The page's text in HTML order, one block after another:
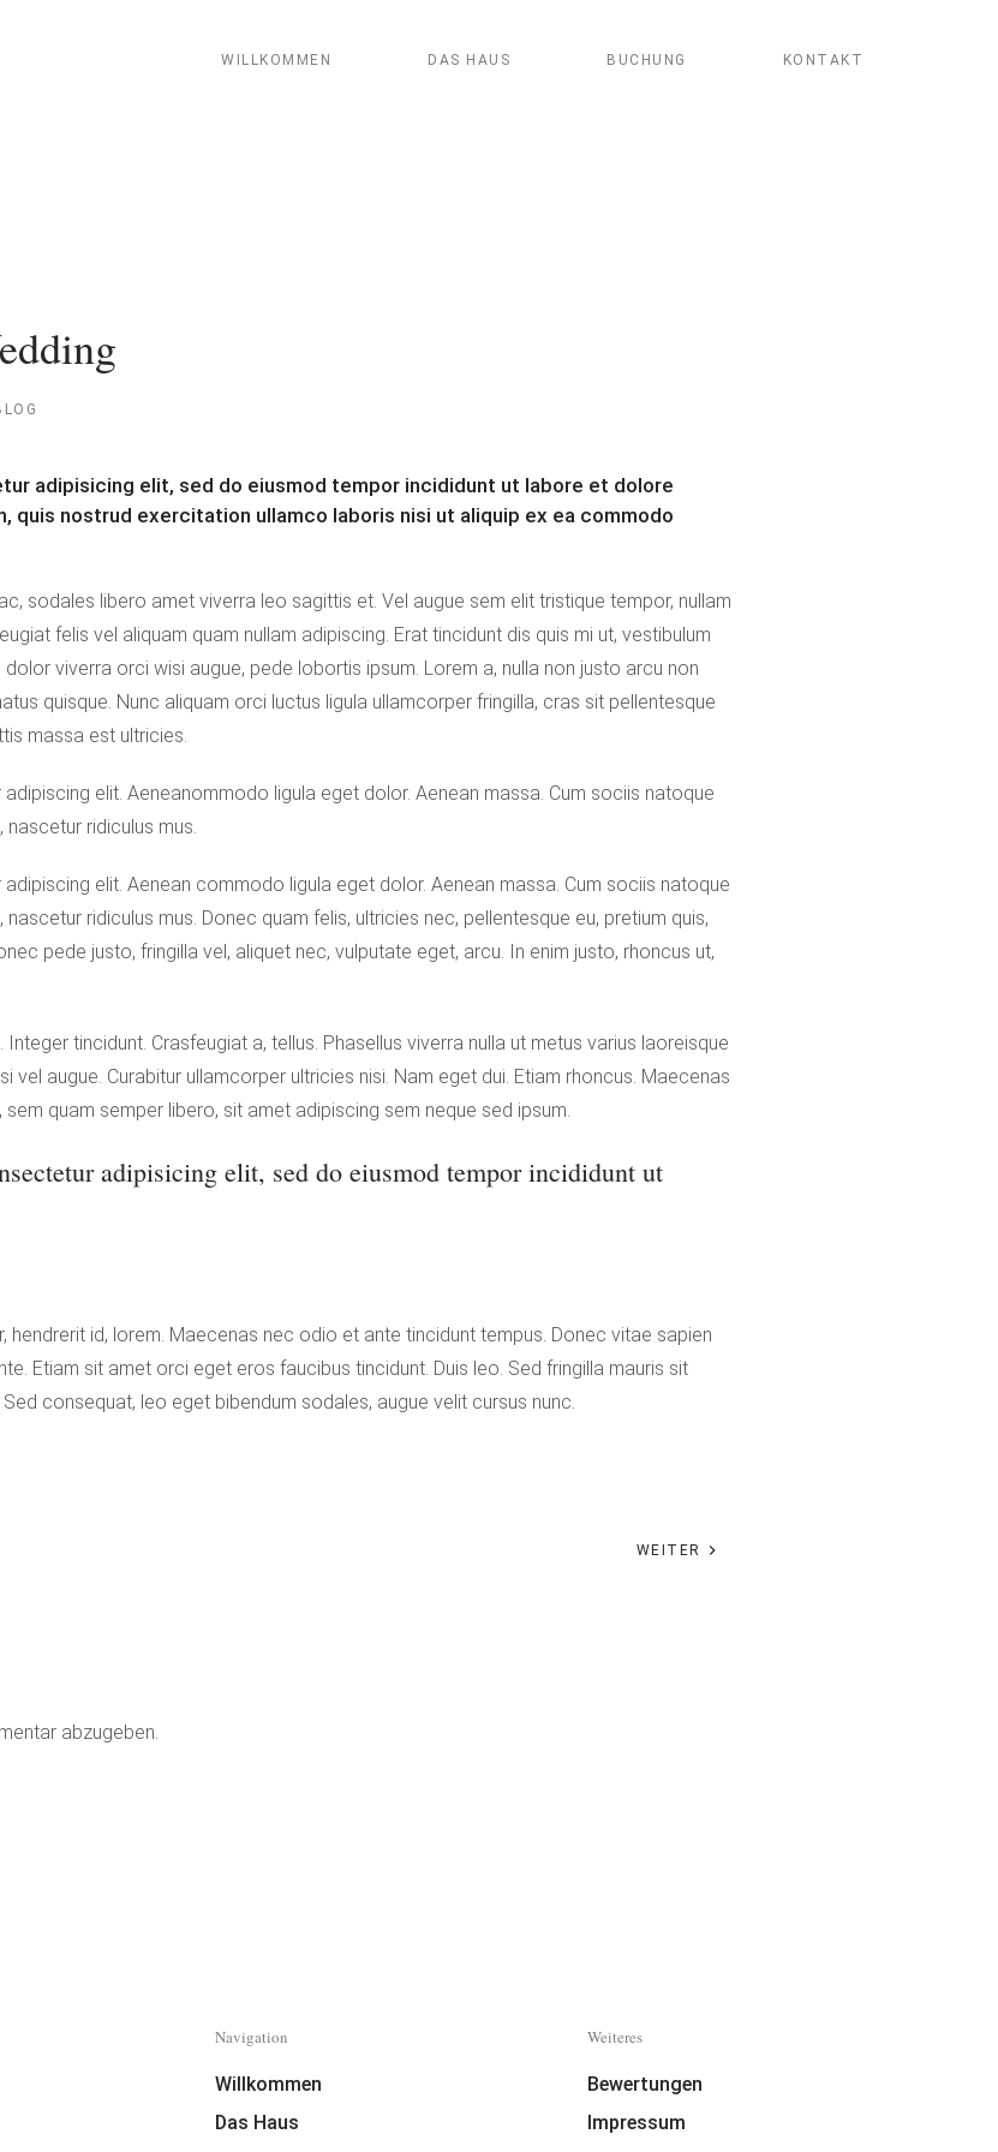
WILLKOMMEN DAS HAUS BUCHUNG KONTAKT
adipisicing elit, sed do eiusmod tempor incididunt ut labore et dolore
quis nostrud exercitation ullamco laboris nisi ut aliquip ex ea commodo
sodales libero amet viverra leo sagittis et. Vel augue sem elit tristique tempor, nullam
felis vel aliquam quam nullam adipiscing. Erat tincidunt dis quis mi ut, vestibulum
viverra orci wisi augue, pede lobortis ipsum. Lorem a, nulla non justo arcu non
quisque. Nunc aliquam orci luctus ligula ullamcorper fringilla, cras sit pellentesque
massa est ultricies.
elit. Aeneanommodo ligula eget dolor. Aenean massa. Cum sociis natoque
ridiculus mus.
elit. Aenean commodo ligula eget dolor. Aenean massa. Cum sociis natoque
ridiculus mus. Donec quam felis, ultricies nec, pellentesque eu, pretium quis,
pede justo, fringilla vel, aliquet nec, vulputate eget, arcu. In enim justo, rhoncus ut,
tincidunt. Crasfeugiat a, tellus. Phasellus viverra nulla ut metus varius laoreisque
vel augue. Curabitur ullamcorper ultricies nisi. Nam eget dui. Etiam rhoncus. Maecenas
quam semper libero, sit amet adipiscing sem neque sed ipsum.
adipisicing elit, sed do eiusmod tempor incididunt ut
hendrerit id, lorem. Maecenas nec odio et ante tincidunt tempus. Donec vitae sapien
Etiam sit amet orci eget eros faucibus tincidunt. Duis leo. Sed fringilla mauris sit
consequat, leo eget bibendum sodales, augue velit cursus nunc.
WEITER
abzugeben.
Navigation
Willkommen
Das Haus
Weiteres
Bewertungen
Impressum